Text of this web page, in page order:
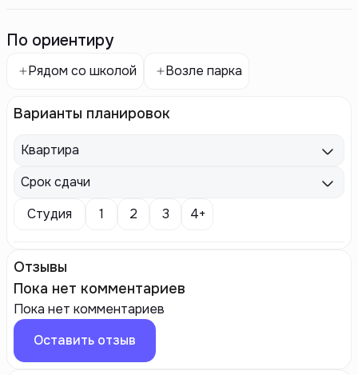
По ориентиру
Рядом со школой Возле парка
Варианты планировок
Квартира
Срок сдачи
Студия
1 2 3 4+
Отзывы
Пока нет комментариев
Пока нет комментариев
Оставить отзыв